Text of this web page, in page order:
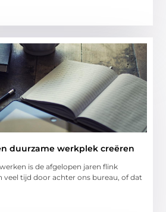
duurzame werkplek creëren
is de afgelopen jaren flink
veel tijd door achter ons bureau, of dat